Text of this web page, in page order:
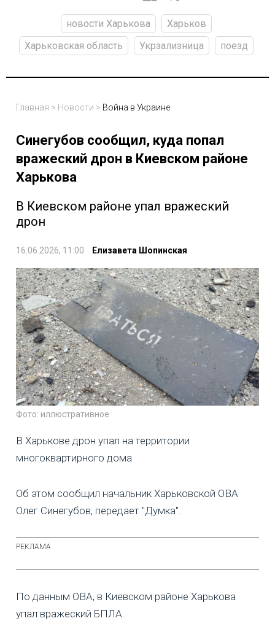
новости Харькова
Харьков
Харьковская область
Укрзализница поезд
Главная > Новости > Война в Украине
Синегубов сообщил, куда попал
вражеский дрон в Киевском районе
Харькова
В Киевском районе упал вражеский
дрон
16.06.2026, 11:00 Елизавета Шопинская
Фото: иллюстративное
В Харькове дрон упал на территории
многоквартирного дома
Об этом сообщил начальник Харьковской ОВА
Олег Синегубов, передает "Думка".
По данным ОВА, в Киевском районе Харькова
упал вражеский БПЛА.